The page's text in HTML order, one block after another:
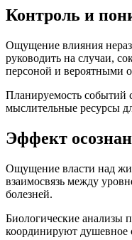
Контроль и
Ощущение влияния
руководить на случаи,
персоной и вероятными
Планируемость событий
мыслительные ресурсы
Эффект
Ощущение власти над
взаимосвязь между
болезней.
Биологические анализы
координируют душевное